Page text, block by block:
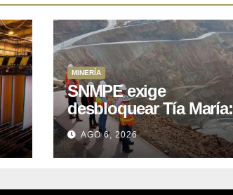
MINERÍA
SNMPE exige
desbloquear Tía María:
el proyecto de
US$1.400M que Perú
lleva 15 años
AGO 6, 2026